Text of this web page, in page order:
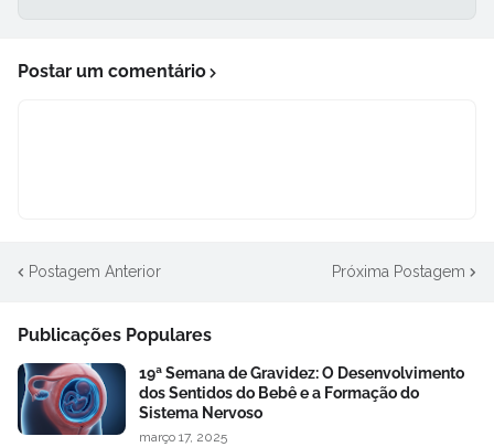
Postar um comentário
Postagem Anterior Próxima Postagem
Publicações Populares
19ª Semana de Gravidez: O Desenvolvimento
dos Sentidos do Bebê e a Formação do
Sistema Nervoso
março 17, 2025